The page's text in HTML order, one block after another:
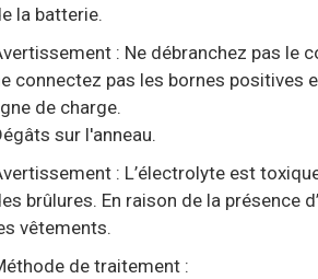
la batterie.
: Ne débranchez pas le
connectez pas les bornes positives
de charge.
sur l'anneau.
: L’électrolyte est
brûlures. En raison de la présence
vêtements.
de traitement :